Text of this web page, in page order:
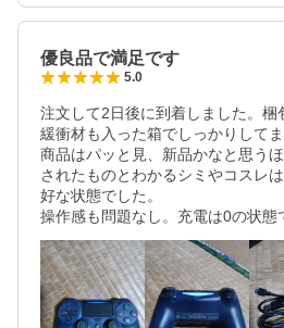
優良品で満足です
5.0
注文して2日後に到着しました。梱
緩衝材も入った箱でしっかりしてま
商品はパッと見、新品かなと思う
されたものとわかるシミやコスレ
好な状態でした。
操作感も問題なし。充電は0の状態
用したら目盛りが1つ減るくらいで
ルネのみ使ってるのでゲームにも
とても満足な買い物でした！